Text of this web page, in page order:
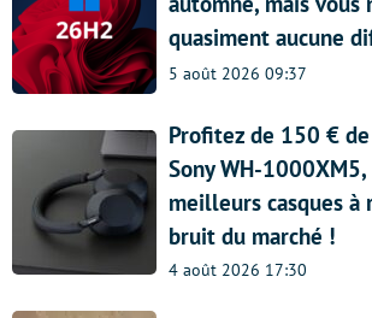
quasiment aucune
5 août 2026 09:37
Profitez de 150 €
Sony WH-1000XM5,
meilleurs casques à
bruit du marché !
4 août 2026 17:30